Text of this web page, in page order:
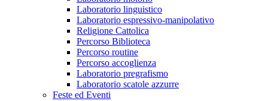
Laboratorio linguistico
Laboratorio espressivo-manipolativo
Religione Cattolica
Percorso Biblioteca
Percorso routine
Percorso accoglienza
Laboratorio pregrafismo
Laboratorio scatole azzurre
Feste ed Eventi